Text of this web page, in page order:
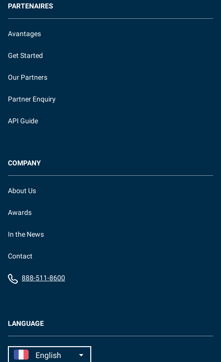
LANGUAGE
PARTENAIRES
Avantages
Get Started
Our Partners
Partner Enquiry
API Guide
COMPANY
About Us
Awards
In the News
Contact
888-511-8600